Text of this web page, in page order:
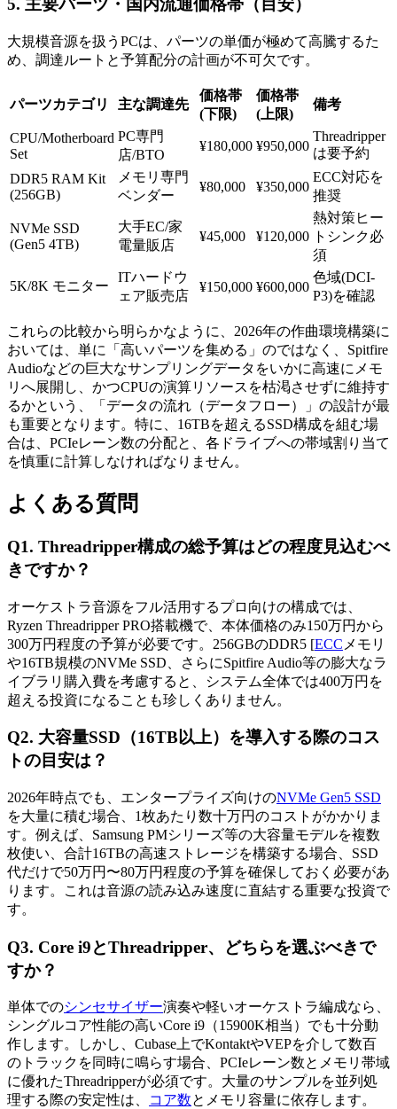
5. 主要パーツ・国内流通価格帯（目安）
大規模音源を扱うPCは、パーツの単価が極めて高騰するた
め、調達ルートと予算配分の計画が不可欠です。
パーツカテゴリ 主な調達先
価格帯
(下限)
価格帯
(上限)
備考
CPU/Motherboard
Set
PC専門
店/BTO
¥180,000 ¥950,000
Threadripper
は要予約
DDR5 RAM Kit
(256GB)
メモリ専門
ベンダー
¥80,000 ¥350,000
ECC対応を
推奨
NVMe SSD
(Gen5 4TB)
大手EC/家
電量販店
¥45,000 ¥120,000
熱対策ヒー
トシンク必
須
5K/8K モニター
ITハードウ
ェア販売店
¥150,000 ¥600,000
色域(DCI-
P3)を確認
これらの比較から明らかなように、2026年の作曲環境構築に
おいては、単に「高いパーツを集める」のではなく、Spitfire
Audioなどの巨大なサンプリングデータをいかに高速にメモ
リへ展開し、かつCPUの演算リソースを枯渇させずに維持す
るかという、「データの流れ（データフロー）」の設計が最
も重要となります。特に、16TBを超えるSSD構成を組む場
合は、PCIeレーン数の分配と、各ドライブへの帯域割り当て
を慎重に計算しなければなりません。
よくある質問
Q1. Threadripper構成の総予算はどの程度見込むべ
きですか？
オーケストラ音源をフル活用するプロ向けの構成では、
Ryzen Threadripper PRO搭載機で、本体価格のみ150万円から
300万円程度の予算が必要です。256GBのDDR5 [ECC メモリ
や16TB規模のNVMe SSD、さらにSpitfire Audio等の膨大なラ
イブラリ購入費を考慮すると、システム全体では400万円を
超える投資になることも珍しくありません。
Q2. 大容量SSD（16TB以上）を導入する際のコス
トの目安は？
2026年時点でも、エンタープライズ向けのNVMe Gen5 SSD
を大量に積む場合、1枚あたり数十万円のコストがかかりま
す。例えば、Samsung PMシリーズ等の大容量モデルを複数
枚使い、合計16TBの高速ストレージを構築する場合、SSD
代だけで50万円〜80万円程度の予算を確保しておく必要があ
ります。これは音源の読み込み速度に直結する重要な投資で
す。
Q3. Core i9とThreadripper、どちらを選ぶべきで
すか？
単体でのシンセサイザー演奏や軽いオーケストラ編成なら、
シングルコア性能の高いCore i9（15900K相当）でも十分動
作します。しかし、Cubase上でKontaktやVEPを介して数百
のトラックを同時に鳴らす場合、PCIeレーン数とメモリ帯域
に優れたThreadripperが必須です。大量のサンプルを並列処
理する際の安定性は、
コア数とメモリ容量に依存します。